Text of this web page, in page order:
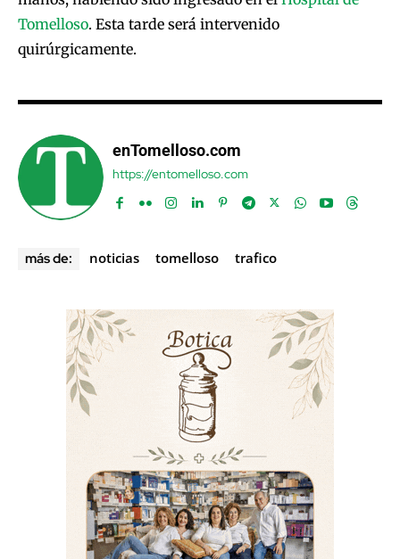
Tomelloso. Esta tarde será intervenido
quirúrgicamente.
enTomelloso.com
https://entomelloso.com
más de: noticias tomelloso trafico